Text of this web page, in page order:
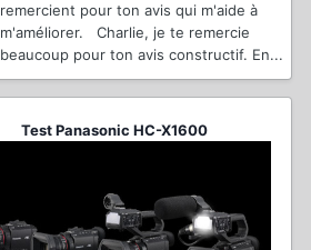
remercient pour ton avis qui m'aide à
m'améliorer. Charlie, je te remercie
beaucoup pour ton avis constructif. En...
Test Panasonic HC-X1600